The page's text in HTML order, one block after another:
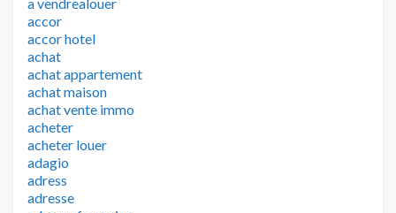
accor
accor hotel
achat
achat appartement
achat maison
achat vente immo
acheter
acheter louer
adagio
adress
adresse